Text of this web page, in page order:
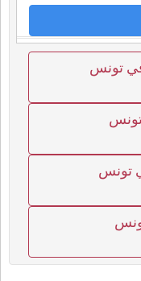
في تونس